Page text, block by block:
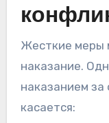
Жесткие меры
наказание.
наказанием за
касается: